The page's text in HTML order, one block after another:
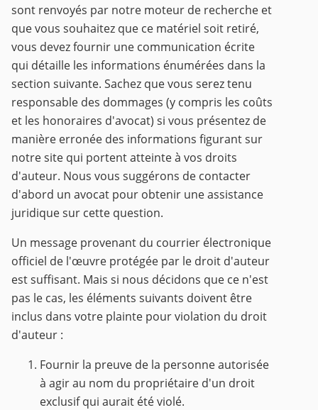
sont renvoyés par notre moteur de recherche et
que vous souhaitez que ce matériel soit retiré,
vous devez fournir une communication écrite
qui détaille les informations énumérées dans la
section suivante. Sachez que vous serez tenu
responsable des dommages (y compris les coûts
et les honoraires d'avocat) si vous présentez de
manière erronée des informations figurant sur
notre site qui portent atteinte à vos droits
d'auteur. Nous vous suggérons de contacter
d'abord un avocat pour obtenir une assistance
juridique sur cette question.
Un message provenant du courrier électronique
officiel de l'œuvre protégée par le droit d'auteur
est suffisant. Mais si nous décidons que ce n'est
pas le cas, les éléments suivants doivent être
inclus dans votre plainte pour violation du droit
d'auteur :
Fournir la preuve de la personne autorisée
à agir au nom du propriétaire d'un droit
exclusif qui aurait été violé.